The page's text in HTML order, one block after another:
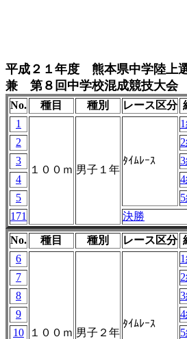
平成２１年度 熊本県中学陸上
兼 第８回中学校混成競技大会
No. 種目 種別 レース区分
1
１００ｍ 男子１年
ﾀｲﾑﾚｰｽ
2
3
4
5
171
決勝
No. 種目 種別 レース区分
6
１００ｍ 男子２年
ﾀｲﾑﾚｰｽ
7
8
9
10